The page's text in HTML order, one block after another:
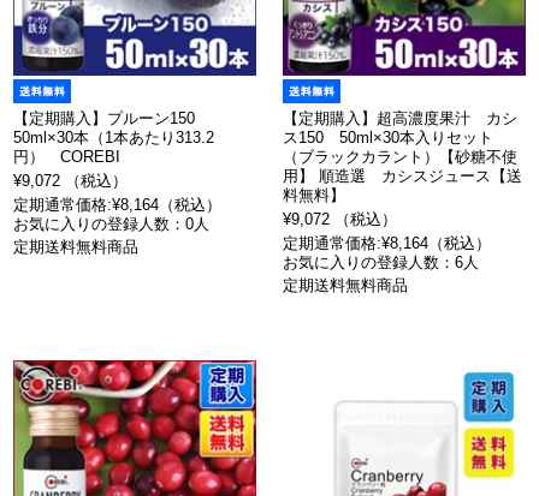
【定期購入】プルーン150
50ml×30本（1本あたり313.2
円） COREBI
¥9,072 （税込）
定期通常価格:¥8,164（税込）
お気に入りの登録人数：0人
定期送料無料商品
【定期購入】超高濃度果汁 カシ
ス150 50ml×30本入りセット
（ブラックカラント）【砂糖不使
用】 順造選 カシスジュース【送
料無料】
¥9,072 （税込）
定期通常価格:¥8,164（税込）
お気に入りの登録人数：6人
定期送料無料商品